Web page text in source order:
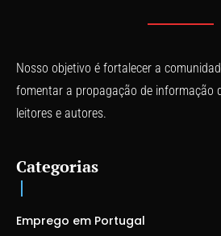
Nosso objetivo é fortalecer a
fomentar a propagação de informação
leitores e autores.
Categorias
Emprego em Portugal